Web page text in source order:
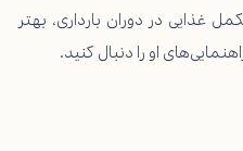
غذایی در دوران بارداری، بهتر
او را دنبال کنید.